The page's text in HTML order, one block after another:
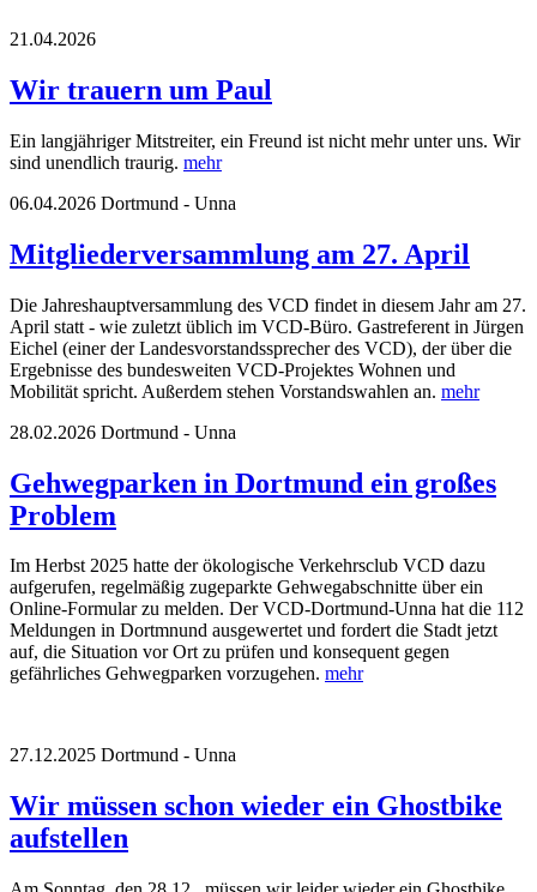
21.04.2026
Wir trauern um Paul
Ein langjähriger Mitstreiter, ein Freund ist nicht mehr unter uns. Wir
sind unendlich traurig. mehr
06.04.2026 Dortmund - Unna
Mitgliederversammlung am 27. April
Die Jahreshauptversammlung des VCD findet in diesem Jahr am 27.
April statt - wie zuletzt üblich im VCD-Büro. Gastreferent in Jürgen
Eichel (einer der Landesvorstandssprecher des VCD), der über die
Ergebnisse des bundesweiten VCD-Projektes Wohnen und
Mobilität spricht. Außerdem stehen Vorstandswahlen an. mehr
28.02.2026 Dortmund - Unna
Gehwegparken in Dortmund ein großes
Problem
Im Herbst 2025 hatte der ökologische Verkehrsclub VCD dazu
aufgerufen, regelmäßig zugeparkte Gehwegabschnitte über ein
Online-Formular zu melden. Der VCD-Dortmund-Unna hat die 112
Meldungen in Dortmnund ausgewertet und fordert die Stadt jetzt
auf, die Situation vor Ort zu prüfen und konsequent gegen
gefährliches Gehwegparken vorzugehen. mehr
27.12.2025 Dortmund - Unna
Wir müssen schon wieder ein Ghostbike
aufstellen